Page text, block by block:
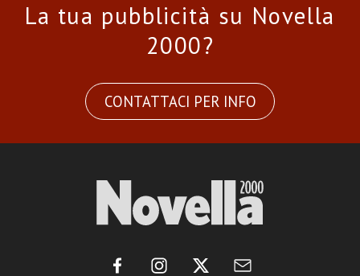
La tua pubblicità su Novella
2000?
CONTATTACI PER INFO